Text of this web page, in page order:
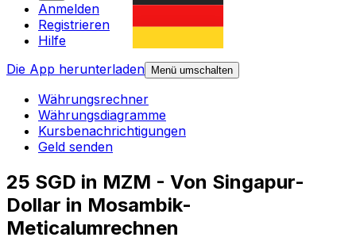
Anmelden
Registrieren
Hilfe
Die App herunterladen
Menü umschalten
Währungsrechner
Währungsdiagramme
Kursbenachrichtigungen
Geld senden
25 SGD in MZM - Von Singapur-
Dollar in Mosambik-
Meticalumrechnen